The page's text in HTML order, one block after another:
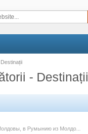
Destinații
- Destinații
в Румынию из Молдо...